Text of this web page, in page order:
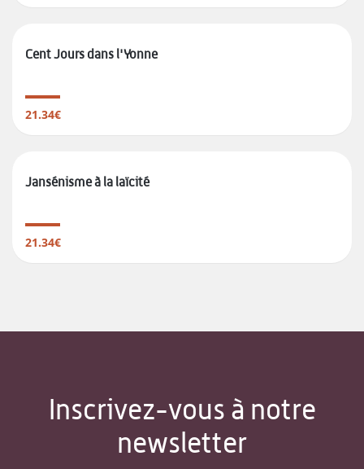
Cent Jours dans l'Yonne
21.34€
Jansénisme à la laïcité
21.34€
Inscrivez-vous à notre
newsletter